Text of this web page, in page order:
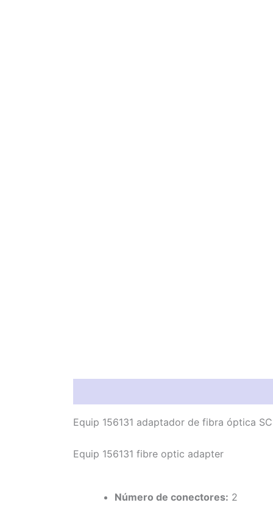
Equip 156131 adaptador de fibra óptica
Equip 156131 fibre optic adapter
Número de conectores: 2